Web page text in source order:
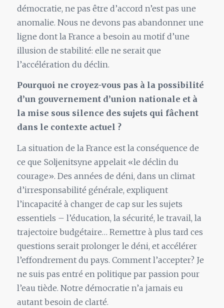
démocratie, ne pas être d’accord n’est pas une
anomalie. Nous ne devons pas abandonner une
ligne dont la France a besoin au motif d’une
illusion de stabilité: elle ne serait que
l’accélération du déclin.
Pourquoi ne croyez-vous pas à la possibilité
d’un gouvernement d’union nationale et à
la mise sous silence des sujets qui fâchent
dans le contexte actuel ?
La situation de la France est la conséquence de
ce que Soljenitsyne appelait «le déclin du
courage». Des années de déni, dans un climat
d’irresponsabilité générale, expliquent
l’incapacité à changer de cap sur les sujets
essentiels – l’éducation, la sécurité, le travail, la
trajectoire budgétaire… Remettre à plus tard ces
questions serait prolonger le déni, et accélérer
l’effondrement du pays. Comment l’accepter? Je
ne suis pas entré en politique par passion pour
l’eau tiède. Notre démocratie n’a jamais eu
autant besoin de clarté.